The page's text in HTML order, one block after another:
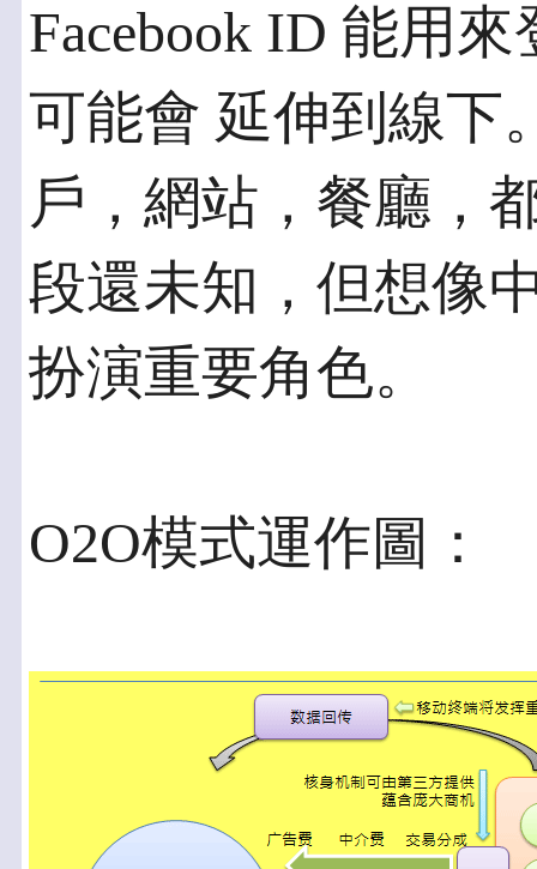
Facebook ID 能用
可能會 延伸到線下
戶，網站，餐廳，
段還未知，但想像
扮演重要角色。
O2O模式運作圖：